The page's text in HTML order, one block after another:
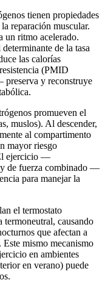
tienen propiedades
reparación muscular.
un ritmo acelerado.
de la tasa
las calorías
(PMID
preserva y reconstruye
promueven el
muslos). Al descender,
al compartimento
mayor riesgo
ejercicio —
y de fuerza combinado —
para manejar la
el termostato
termoneutral, causando
que afectan a
Este mismo mecanismo
en ambientes
en verano) puede